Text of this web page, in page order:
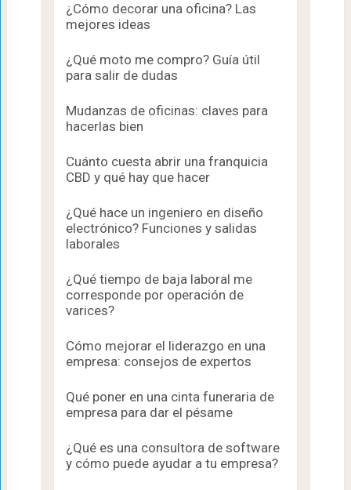
¿Cómo decorar una oficina? Las
mejores ideas
¿Qué moto me compro? Guía útil
para salir de dudas
Mudanzas de oficinas: claves para
hacerlas bien
Cuánto cuesta abrir una franquicia
CBD y qué hay que hacer
¿Qué hace un ingeniero en diseño
electrónico? Funciones y salidas
laborales
¿Qué tiempo de baja laboral me
corresponde por operación de
varices?
Cómo mejorar el liderazgo en una
empresa: consejos de expertos
Qué poner en una cinta funeraria de
empresa para dar el pésame
¿Qué es una consultora de software
y cómo puede ayudar a tu empresa?